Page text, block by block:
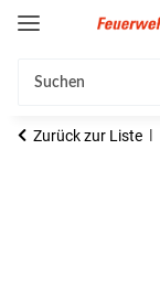
Zurück zur Liste